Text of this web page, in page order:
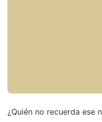
¿Quién no recuerda ese